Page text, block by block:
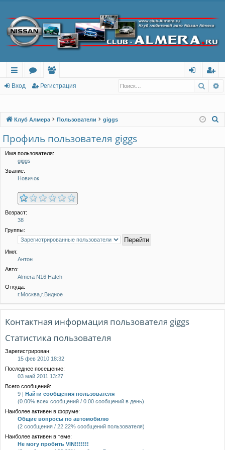
с
лк
о
м
ол
ов
ел
ег
тр
ия
Вход Регистрация
Клуб Алмера Пользователи giggs
Профиль пользователя giggs
Имя пользователя:
giggs
Звание:
Новичок
Возраст:
38
Группы:
Имя:
Антон
Авто:
Almera N16 Hatch
Откуда:
г.Москва,г.Видное
Контактная информация пользователя giggs
Статистика пользователя
Зарегистрирован:
15 фев 2010 18:32
Последнее посещение:
03 май 2011 13:27
Всего сообщений:
9 | Найти сообщения пользователя
(0.00% всех сообщений / 0.00 сообщений в день)
Наиболее активен в форуме:
Общие вопросы по автомобилю
(2 сообщения / 22.22% сообщений пользователя)
Наиболее активен в теме:
Не могу пробить VIN!!!!!!!